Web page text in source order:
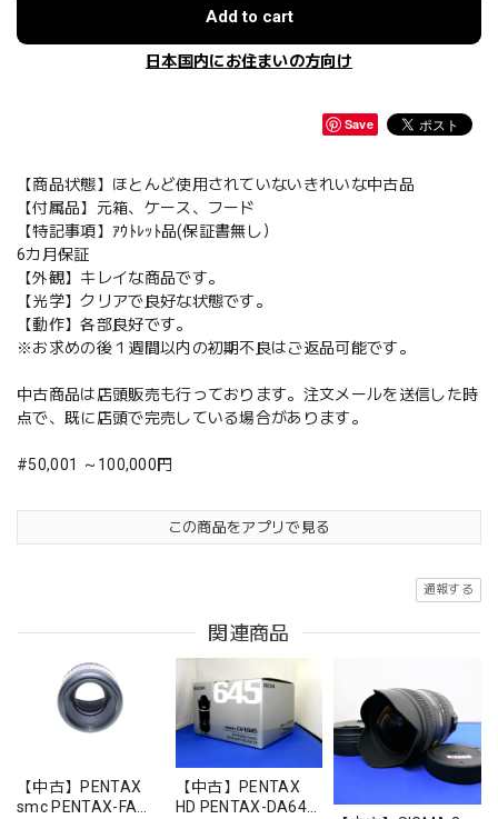
Add to cart
日本国内にお住まいの方向け
Save
【商品状態】ほとんど使用されていないきれいな中古品
【付属品】元箱、ケース、フード
【特記事項】ｱｳﾄﾚｯﾄ品(保証書無し）
6カ月保証
【外観】キレイな商品です。
【光学】クリアで良好な状態です。
【動作】各部良好です。
※お求めの後１週間以内の初期不良はご返品可能です。
中古商品は店頭販売も行っております。注文メールを送信した時
点で、既に店頭で完売している場合があります。
#50,001 ～100,000円
この商品をアプリで見る
通報する
関連商品
【中古】PENTAX
smc PENTAX-FA
【中古】PENTAX
HD PENTAX-DA645